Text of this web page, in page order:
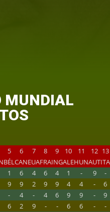
MUNDIAL
5 6 7 8 9 10 11 12 13
BÉLCANEUAFRAINGALEHUNAUTITA
1 6 4 6 4 1 - 9
-
9 9 2 9 9 4 4 -
6
- 4 - 4 6 9 9 -
9
6 2 9 - - 6 6 -
-